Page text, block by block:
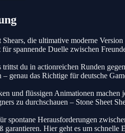
Shears, die ultimative moderne
spannende Duelle zwischen
trittst du in actionreichen Runden
– genau das Richtige für deutsche
und flüssigen Animationen machen
zu durchschauen – Stone Sheet
spontane Herausforderungen
garantieren. Hier geht es um